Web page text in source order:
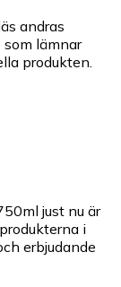
andras
lämnar
produkten.
just nu är
i
erbjudande